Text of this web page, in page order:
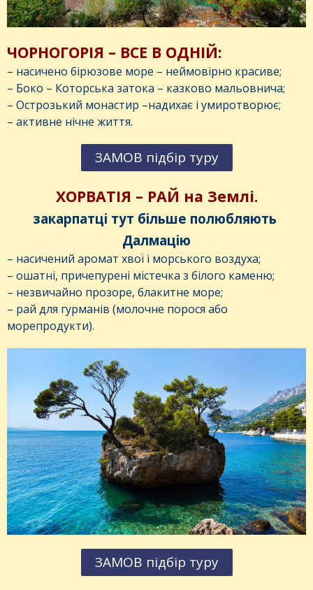
ЧОРНОГОРІЯ – ВСЕ В ОДНІЙ:
– насичено бірюзове море – неймовірно красиве;
– Боко – Которська затока – казково мальовнича;
– Острозький монастир –надихає і умиротворює;
– активне нічне життя.
ЗАМОВ підбір туру
ХОРВАТІЯ – РАЙ на Землі.
закарпатці тут більше полюбляють
Далмацію
– насичений аромат хвої і морського воздуха;
– ошатні, причепурені містечка з білого каменю;
– незвичайно прозоре, блакитне море;
– рай для гурманів (молочне порося або
морепродукти).
ЗАМОВ підбір туру